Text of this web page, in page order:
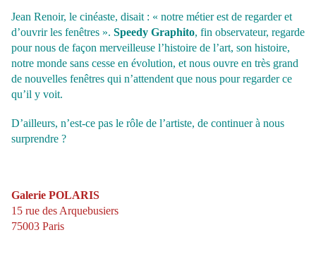
Jean Renoir, le cinéaste, disait : « notre métier est de regarder et
d’ouvrir les fenêtres ». Speedy Graphito, fin observateur, regarde
pour nous de façon merveilleuse l’histoire de l’art, son histoire,
notre monde sans cesse en évolution, et nous ouvre en très grand
de nouvelles fenêtres qui n’attendent que nous pour regarder ce
qu’il y voit.
D’ailleurs, n’est-ce pas le rôle de l’artiste, de continuer à nous
surprendre ?
Galerie POLARIS
15 rue des Arquebusiers
75003 Paris